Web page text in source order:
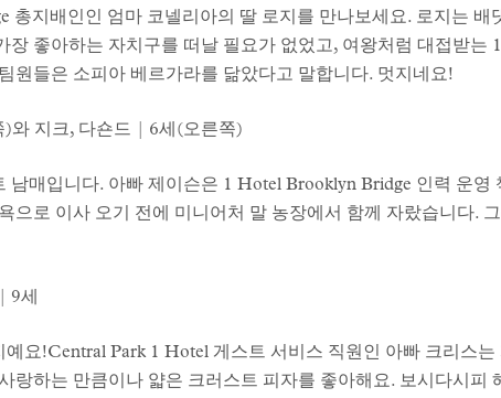
총지배인인 엄마 코넬리아의 딸 로지를 만나보세요. 로지는 배
장 좋아하는 자치구를 떠날 필요가 없었고, 여왕처럼 대접받는
원들은 소피아 베르가라를 닮았다고 말합니다. 멋지네요!
와 지크, 다숀드 | 6세(오른쪽)
남매입니다. 아빠 제이슨은 1 Hotel Brooklyn Bridge 인력 운영
으로 이사 오기 전에 미니어처 말 농장에서 함께 자랐습니다.
9세
요!Central Park 1 Hotel 게스트 서비스 직원인 아빠 크리스
랑하는 만큼이나 얇은 크러스트 피자를 좋아해요. 보시다시피